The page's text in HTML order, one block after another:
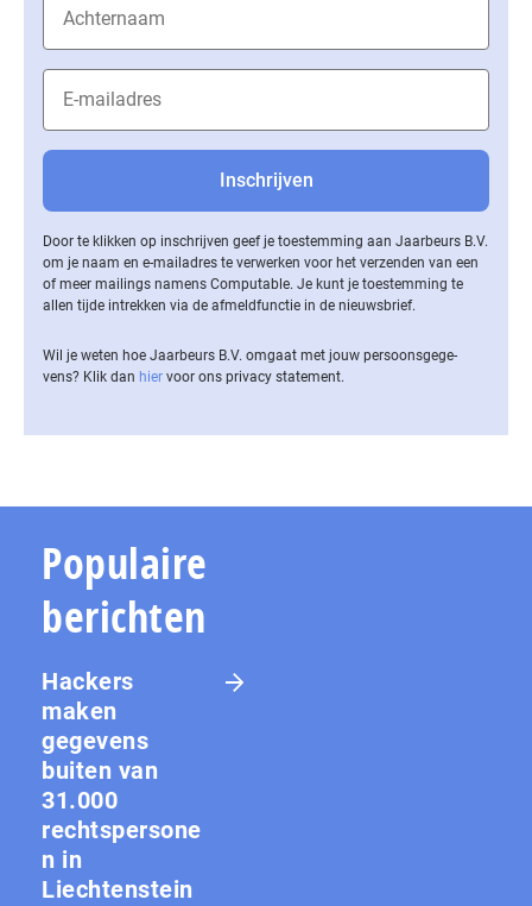
Door te klikken op inschrijven geef je toestemming aan Jaarbeurs B.V.
om je naam en e-mailadres te verwerken voor het verzenden van een
of meer mailings namens Computable. Je kunt je toestemming te
allen tijde intrekken via de af­meld­func­tie in de nieuwsbrief.
Wil je weten hoe Jaarbeurs B.V. omgaat met jouw per­soons­ge­ge­
vens? Klik dan hier voor ons privacy statement.
Populaire
berichten
Hackers
maken
gegevens
buiten van
31.000
rechtspersone
n in
Liechtenstein